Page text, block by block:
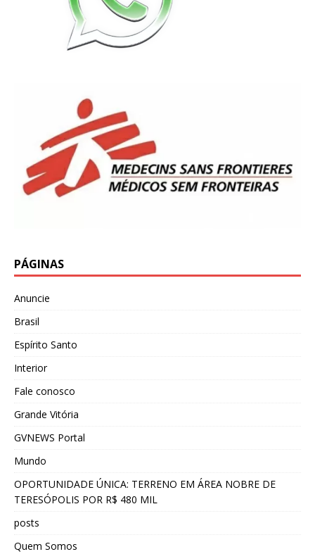
PÁGINAS
Anuncie
Brasil
Espírito Santo
Interior
Fale conosco
Grande Vitória
GVNEWS Portal
Mundo
OPORTUNIDADE ÚNICA: TERRENO EM ÁREA NOBRE DE
TERESÓPOLIS POR R$ 480 MIL
posts
Quem Somos